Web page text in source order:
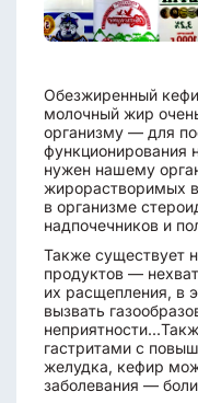
Обезжиренный
молочный жир
организму — для
функционирования
нужен нашему
жирорастворимых
в организме
надпочечников и
Также существует
продуктов —
их расщепления, в
вызвать
гастритами с
желудка, кефир
заболевания —